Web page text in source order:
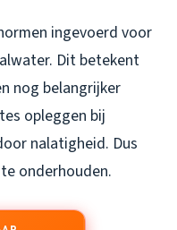
ingevoerd voor
Dit betekent
nog belangrijker
opleggen bij
nalatigheid. Dus
onderhouden.